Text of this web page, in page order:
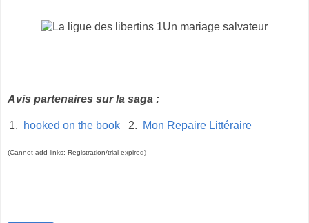
Avis partenaires sur la saga :
1. hooked on the book 2. Mon Repaire Littéraire
(Cannot add links: Registration/trial expired)